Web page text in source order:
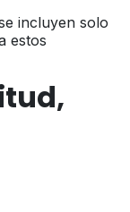
incluyen solo
estos